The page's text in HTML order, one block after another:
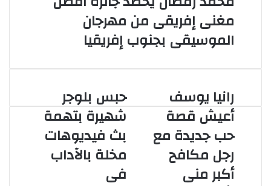
مغنى إفريقى من مهرجان
الموسيقى بجنوب إفريقيا
حبس
بلوجر
شهيرة
بتهمة
بث
فيديوهات
مخلة
بالآداب
حبس بلوجر
شهيرة بتهمة
بث فيديوهات
مخلة بالآداب
فى
رانيا
يوسف
أعيش
قصة
جديدة
مع
رجل
رانيا يوسف
أعيش قصة
حب جديدة مع
رجل مكافح
أكبر منى